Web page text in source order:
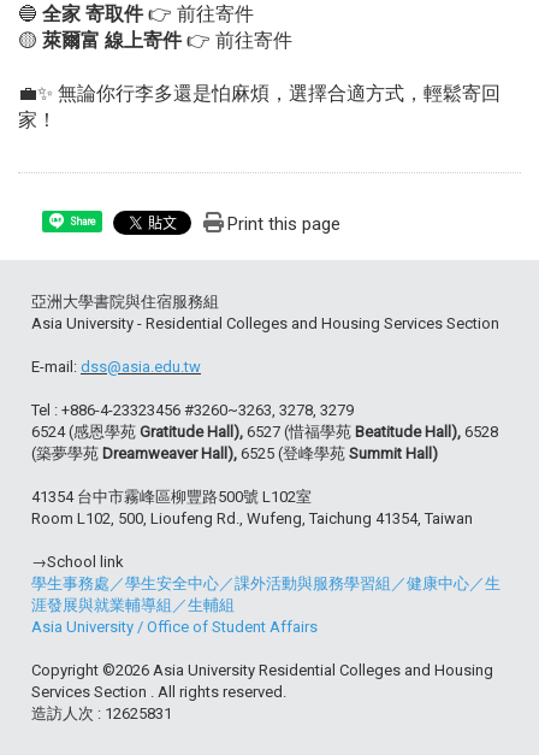
🔵 全家 寄取件👉 前往寄件
🟡 萊爾富 線上寄件👉 前往寄件
💼✨ 無論你行李多還是怕麻煩，選擇合適方式，輕鬆寄回
家！
Share Print this page
亞洲大學書院與住宿服務組
Asia University - Residential Colleges and Housing Services Section
E-mail: dss@asia.edu.tw
Tel : +886-4-23323456 #3260~3263, 3278, 3279
6524 (感恩學苑 Gratitude Hall), 6527 (惜福學苑 Beatitude Hall), 6528
(築夢學苑 Dreamweaver Hall), 6525 (登峰學苑 Summit Hall)
41354 台中市霧峰區柳豐路500號 L102室
Room L102, 500, Lioufeng Rd., Wufeng, Taichung 41354, Taiwan
→School link
學生事務處 ／學生安全中心 ／課外活動與服務學習組 ／健康中心 ／生
涯發展與就業輔導組 ／生輔組
Asia University / Office of Student Affairs
Copyright ©2026 Asia University Residential Colleges and Housing
Services Section . All rights reserved.
造訪人次 : 12625831